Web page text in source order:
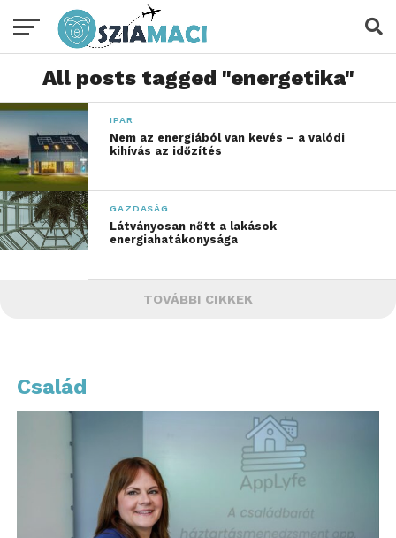
All posts tagged "energetika"
IPAR
Nem az energiából van kevés – a valódi
kihívás az időzítés
GAZDASÁG
Látványosan nőtt a lakások
energiahatákonysága
TOVÁBBI CIKKEK
Család